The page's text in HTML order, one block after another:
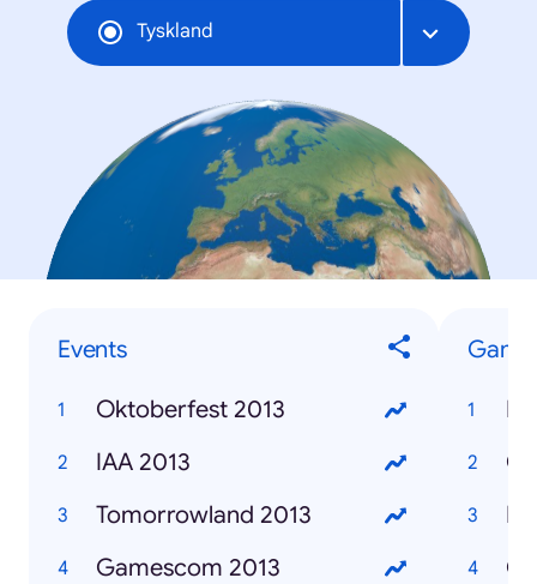
Tyskland
Events
Oktoberfest 2013
IAA 2013
Tomorrowland 2013
Gamescom 2013